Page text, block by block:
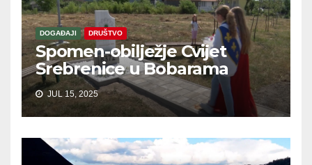
DOGAĐAJI DRUŠTVO
Spomen-obilježje Cvijet
Srebrenice u Bobarama
JUL 15, 2025